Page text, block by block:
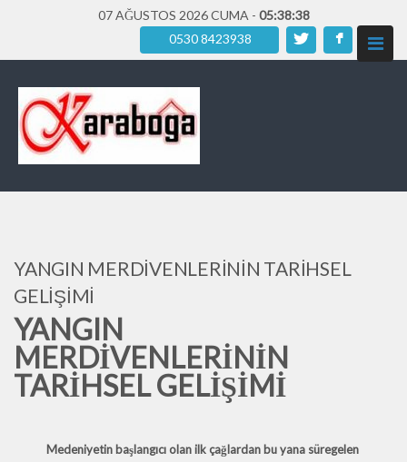
07 AĞUSTOS 2026 CUMA - 05:38:40
0530 8423938
YANGIN MERDİVENLERİNİN TARİHSEL
GELİŞİMİ
YANGIN
MERDİVENLERİNİN
TARİHSEL GELİŞİMİ
Medeniyetin başlangıcı olan ilk çağlardan bu yana süregelen